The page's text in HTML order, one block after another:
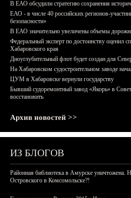
В ЕАО обсудили стратегию сохранения
ЕАО - в числе 40 российских регионов-
безопасности»
В ЕАО значительно увеличены объемы
Федеральный эксперт по достоинству оценил
Хабаровского края
Дноуглубительный флот будет создан для
На Хабаровском судостроительном заводе
ЦУМ в Хабаровске вернули государству
Бывший судоремонтный завод «Якорь» в
восстановить
Архив новостей >>
ИЗ БЛОГОВ
Районная библиотека в Амурске уничтожена.
Островского в Комсомольске?!